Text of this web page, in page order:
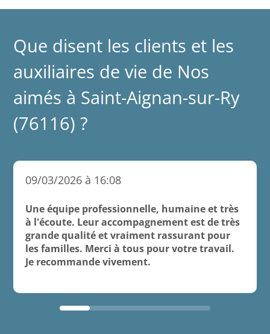
Que disent les clients et les
auxiliaires de vie de Nos
aimés à Saint-Aignan-sur-Ry
(76116) ?
09/03/2026 à 16:08
Une équipe professionnelle, humaine et très
à l'écoute. Leur accompagnement est de très
grande qualité et vraiment rassurant pour
les familles. Merci à tous pour votre travail.
Je recommande vivement.